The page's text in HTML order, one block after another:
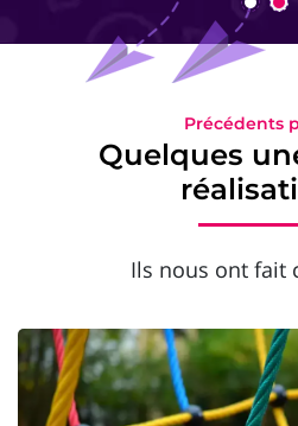
Précédents
Quelques
Ils nous ont fait